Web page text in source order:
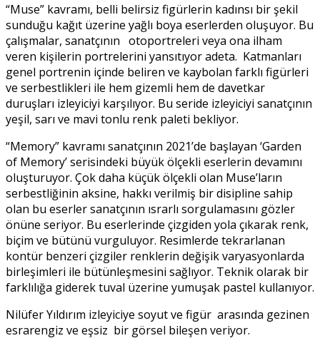
“Muse” kavramı, belli belirsiz figürlerin kadınsı bir şekil
sunduğu kağıt üzerine yağlı boya eserlerden oluşuyor. Bu
çalışmalar, sanatçının otoportreleri veya ona ilham
veren kişilerin portrelerini yansıtıyor adeta. Katmanları
genel portrenin içinde beliren ve kaybolan farklı figürleri
ve serbestlikleri ile hem gizemli hem de davetkar
duruşları izleyiciyi karşılıyor. Bu seride izleyiciyi sanatçının
yeşil, sarı ve mavi tonlu renk paleti bekliyor.
“Memory” kavramı sanatçının 2021’de başlayan ‘Garden
of Memory’ serisindeki büyük ölçekli eserlerin devamını
oluşturuyor. Çok daha küçük ölçekli olan Muse’ların
serbestliğinin aksine, hakkı verilmiş bir disipline sahip
olan bu eserler sanatçının ısrarlı sorgulamasını gözler
önüne seriyor. Bu eserlerinde çizgiden yola çıkarak renk,
biçim ve bütünü vurguluyor. Resimlerde tekrarlanan
kontür benzeri çizgiler renklerin değişik varyasyonlarda
birleşimleri ile bütünleşmesini sağlıyor. Teknik olarak bir
farklılığa giderek tuval üzerine yumuşak pastel kullanıyor.
Nilüfer Yıldırım izleyiciye soyut ve figür arasında gezinen
esrarengiz ve eşsiz bir görsel bileşen veriyor.